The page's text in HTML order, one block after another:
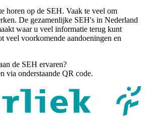
horen op de SEH. Vaak te veel om
De gezamenlijke SEH's in Nederland
waar u veel informatie terug kunt
veel voorkomende aandoeningen en
de SEH ervaren?
via onderstaande QR code.